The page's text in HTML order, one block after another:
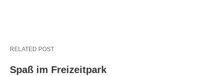
RELATED POST
Spaß im Freizeitpark